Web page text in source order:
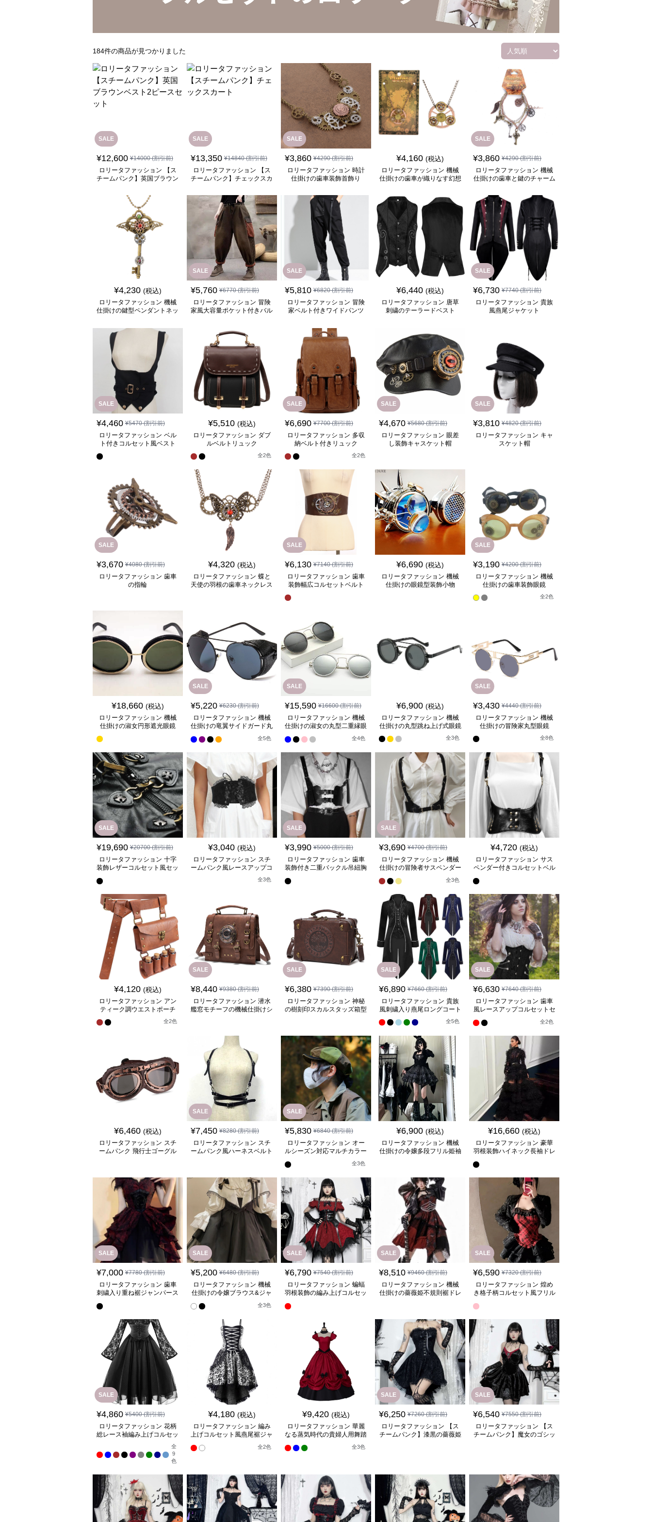
184件の商品が見つかりました
SALE
¥12,600 ¥14000(割引前)
ロリータファッション 【ス
チームパンク】英国ブラウン
SALE
¥13,350 ¥14840(割引前)
ロリータファッション 【ス
チームパンク】チェックスカ
SALE
¥3,860 ¥4290(割引前)
ロリータファッション 時計
仕掛けの歯車装飾首飾り
¥4,160 (税込)
ロリータファッション 機械
仕掛けの歯車が織りなす幻想
SALE
¥3,860 ¥4290(割引前)
ロリータファッション 機械
仕掛けの歯車と鍵のチャーム
¥4,230 (税込)
ロリータファッション 機械
仕掛けの鍵型ペンダントネッ
SALE
¥5,760 ¥6770(割引前)
ロリータファッション 冒険
家風大容量ポケット付きバル
SALE
¥5,810 ¥6820(割引前)
ロリータファッション 冒険
家ベルト付きワイドパンツ
¥6,440 (税込)
ロリータファッション 唐草
刺繍のテーラードベスト
SALE
¥6,730 ¥7740(割引前)
ロリータファッション 貴族
風燕尾ジャケット
SALE
¥4,460 ¥5470(割引前)
ロリータファッション ベル
ト付きコルセット風ベスト
¥5,510 (税込)
ロリータファッション ダブ
ルベルトリュック
全2色
SALE
¥6,690 ¥7700(割引前)
ロリータファッション 多収
納ベルト付きリュック
全2色
SALE
¥4,670 ¥5680(割引前)
ロリータファッション 眼差
し装飾キャスケット帽
SALE
¥3,810 ¥4820(割引前)
ロリータファッション キャ
スケット帽
SALE
¥3,670 ¥4080(割引前)
ロリータファッション 歯車
の指輪
¥4,320 (税込)
ロリータファッション 蝶と
天使の羽根の歯車ネックレス
SALE
¥6,130 ¥7140(割引前)
ロリータファッション 歯車
装飾幅広コルセットベルト
¥6,690 (税込)
ロリータファッション 機械
仕掛けの眼鏡型装飾小物
SALE
¥3,190 ¥4200(割引前)
ロリータファッション 機械
仕掛けの歯車装飾眼鏡
全2色
¥18,660 (税込)
ロリータファッション 機械
仕掛けの淑女円形遮光眼鏡
SALE
¥5,220 ¥6230(割引前)
ロリータファッション 機械
仕掛けの竜翼サイドガード丸
全5色
SALE
¥15,590 ¥16600(割引前)
ロリータファッション 機械
仕掛けの淑女の丸型二重縁眼
全4色
¥6,900 (税込)
ロリータファッション 機械
仕掛けの丸型跳ね上げ式眼鏡
全3色
SALE
¥3,430 ¥4440(割引前)
ロリータファッション 機械
仕掛けの冒険家丸型眼鏡
全8色
SALE
¥19,690 ¥20700(割引前)
ロリータファッション 十字
装飾レザーコルセット風セッ
¥3,040 (税込)
ロリータファッション スチ
ームパンク風レースアップコ
全3色
SALE
¥3,990 ¥5000(割引前)
ロリータファッション 歯車
装飾付き二重バックル吊紐胸
SALE
¥3,690 ¥4700(割引前)
ロリータファッション 機械
仕掛けの冒険者サスペンダー
全3色
¥4,720 (税込)
ロリータファッション サス
ペンダー付きコルセットベル
¥4,120 (税込)
ロリータファッション アン
ティーク調ウエストポーチ
全2色
SALE
¥8,440 ¥9380(割引前)
ロリータファッション 潜水
艦窓モチーフの機械仕掛けシ
SALE
¥6,380 ¥7390(割引前)
ロリータファッション 神秘
の樹刻印スカルスタッズ箱型
SALE
¥6,890 ¥7660(割引前)
ロリータファッション 貴族
風刺繍入り燕尾ロングコート
全5色
SALE
¥6,630 ¥7640(割引前)
ロリータファッション 歯車
風レースアップコルセットセ
全2色
¥6,460 (税込)
ロリータファッション スチ
ームパンク 飛行士ゴーグル
SALE
¥7,450 ¥8280(割引前)
ロリータファッション スチ
ームパンク風ハーネスベルト
SALE
¥5,830 ¥6840(割引前)
ロリータファッション オー
ルシーズン対応マルチカラー
全3色
¥6,900 (税込)
ロリータファッション 機械
仕掛けの令嬢多段フリル姫袖
¥16,660 (税込)
ロリータファッション 豪華
羽根装飾ハイネック長袖ドレ
SALE
¥7,000 ¥7780(割引前)
ロリータファッション 歯車
刺繍入り重ね裾ジャンパース
SALE
¥5,200 ¥6480(割引前)
ロリータファッション 機械
仕掛けの令嬢ブラウス&ジャ
全3色
SALE
¥6,790 ¥7540(割引前)
ロリータファッション 蝙蝠
羽根装飾の編み上げコルセッ
SALE
¥8,510 ¥9460(割引前)
ロリータファッション 機械
仕掛けの薔薇姫不規則裾ドレ
SALE
¥6,590 ¥7320(割引前)
ロリータファッション 煌め
き格子柄コルセット風フリル
SALE
¥4,860 ¥5400(割引前)
ロリータファッション 花柄
総レース袖編み上げコルセッ
ト付き燕尾裾姫袖ワンピース
全
9
色
¥4,180 (税込)
ロリータファッション 編み
上げコルセット風燕尾裾ジャ
全2色
¥9,420 (税込)
ロリータファッション 華麗
なる蒸気時代の貴婦人用舞踏
全3色
SALE
¥6,250 ¥7260(割引前)
ロリータファッション 【ス
チームパンク】漆黒の薔薇姫
SALE
¥6,540 ¥7550(割引前)
ロリータファッション 【ス
チームパンク】魔女のゴシッ